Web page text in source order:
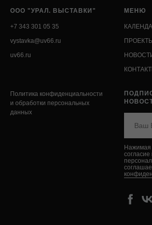
ООО "УРАЛ. ВЫСТАВКИ"
+7 343 301 05 35
vystavka@uv66.ru
uv66.ru
МЕНЮ
ПРОЕКТЫ
Политика конфиденциальности
и обработки персональных
данных
Нажимая